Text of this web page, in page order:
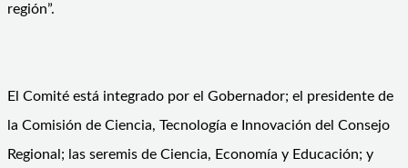
región”.
El Comité está integrado por el Gobernador; el presidente de
la Comisión de Ciencia, Tecnología e Innovación del Consejo
Regional; las seremis de Ciencia, Economía y Educación; y